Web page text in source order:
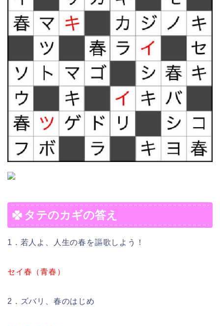
タテのカギの答え
1．若人よ、人生の春を謳歌しよう！
セイ春（青春）
2．ズバリ、春のはじめ